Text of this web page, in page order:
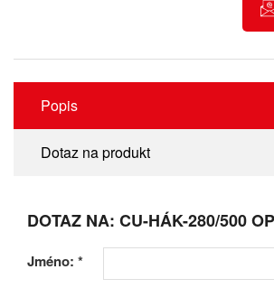
Popis
Dotaz na produkt
DOTAZ NA: CU-HÁK-280/500
Jméno: *